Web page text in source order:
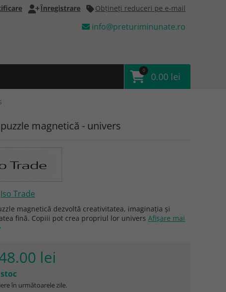
Înregistrare Obţineţi reduceri pe e-mail
info@preturiminunate.ro
0
0.00 lei
magnetică - univers
Iso Trade
magnetică dezvoltă creativitatea, imaginația și
fină. Copiii pot crea propriul lor univers Afişare mai
lei
în următoarele zile.